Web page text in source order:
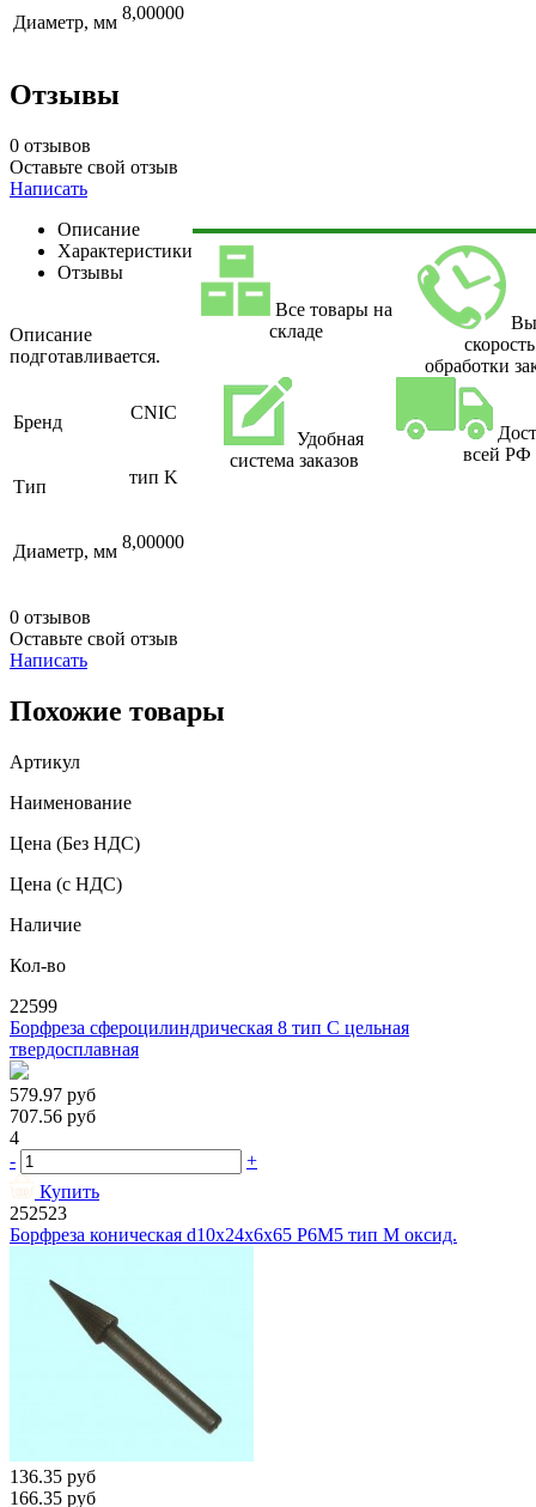
Диаметр, мм 8,00000
Отзывы
0 отзывов
Оставьте свой отзыв
Написать
Описание
Характеристики
Отзывы
Описание
подготавливается.
Бренд CNIC
Тип тип K
Диаметр, мм 8,00000
0 отзывов
Оставьте свой отзыв
Написать
Все товары на
складе
скорость
обработки
Удобная
система заказов
всей РФ
Похожие товары
Артикул
Наименование
Цена (Без НДС)
Цена (с НДС)
Наличие
Кол-во
22599
Борфреза сфероцилиндрическая 8 тип C цельная
твердосплавная
579.97 руб
707.56 руб
4
-
+
Купить
252523
Борфреза коническая d10х24х6х65 Р6М5 тип М оксид.
136.35 руб
166.35 руб